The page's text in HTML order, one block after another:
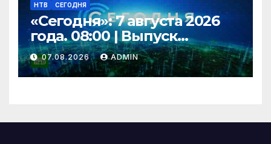
НТВ СЕГОДНЯ
«Сегодня»: 7 августа 2026
года. 08:00 | Выпуск
новостей | Новости НТВ
07.08.2026 ADMIN